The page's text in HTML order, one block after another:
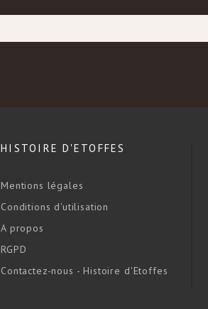
HISTOIRE D'ETOFFES
Mentions légales
Conditions d'utilisation
A propos
RGPD
Contactez-nous - Histoire d'Etoffes